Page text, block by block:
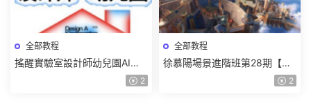
全部教程
搖醒實驗室設計師幼兒園AI軟
件基礎課2025【畫質不錯有素
2
全部教程
徐慕陽場景進階班第28期【畫
2